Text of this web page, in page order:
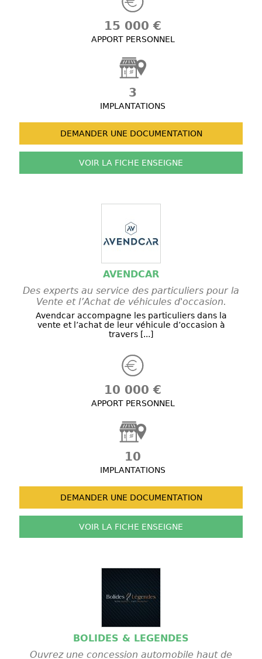
15 000 €
APPORT PERSONNEL
3
IMPLANTATIONS
DEMANDER UNE DOCUMENTATION
VOIR LA FICHE ENSEIGNE
AVENDCAR
Des experts au service des particuliers pour la
Vente et l’Achat de véhicules d'occasion.
Avendcar accompagne les particuliers dans la
vente et l’achat de leur véhicule d’occasion à
travers [...]
10 000 €
APPORT PERSONNEL
10
IMPLANTATIONS
DEMANDER UNE DOCUMENTATION
VOIR LA FICHE ENSEIGNE
BOLIDES & LEGENDES
Ouvrez une concession automobile haut de